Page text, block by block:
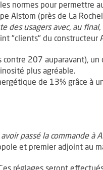
normes pour permettre
Alstom (près de La
des usagers avec, au
"clients" du constructeur
207 auparavant), un
plus agréable.
de 13% grâce à
passé la commande à
et premier adjoint au
réglages seront